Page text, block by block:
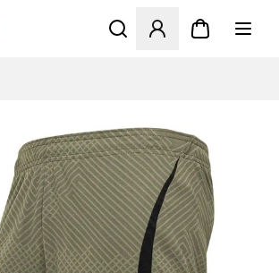
Öffnet ein Fenster zum